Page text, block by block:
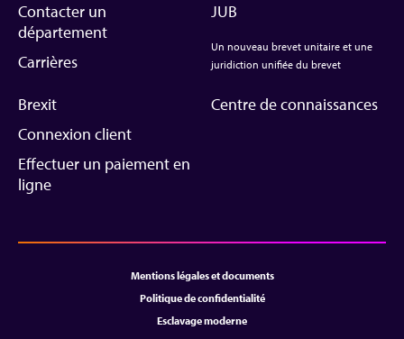
Contacter un
département
Carrières
JUB
Un nouveau brevet unitaire et une
juridiction unifiée du brevet
Brexit
Connexion client
Effectuer un paiement en
ligne
Centre de connaissances
Mentions légales et documents
Politique de confidentialité
Esclavage moderne